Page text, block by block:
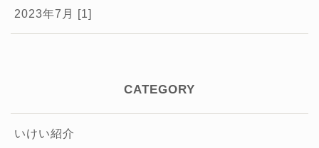
2023年7月 [1]
CATEGORY
いけい紹介